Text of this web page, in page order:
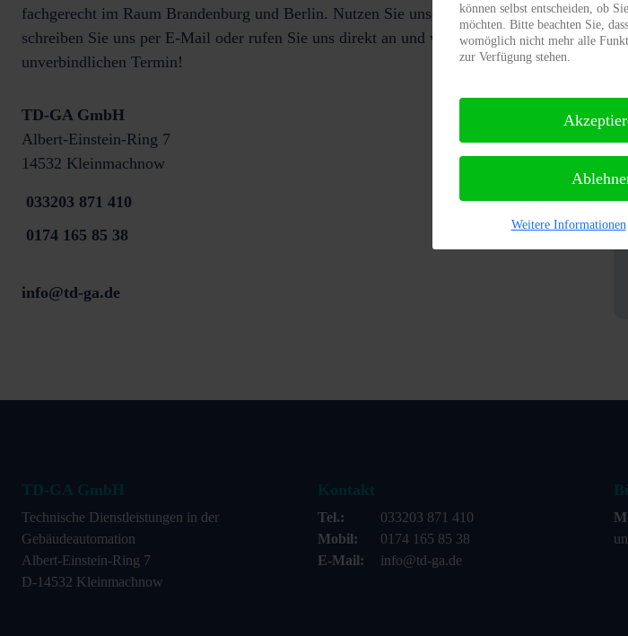
fachgerecht im Raum Brandenburg und Berlin. Nutzen Sie unser Kontaktformular,
schreiben Sie uns per E-Mail oder rufen Sie uns direkt an und vereinbaren Sie einen
unverbindlichen Termin!
TD-GA GmbH
Albert-Einstein-Ring 7
14532 Kleinmachnow
033203 871 410
0174 165 85 38
info@td-ga.de
TD-GA GmbH
Technische Dienstleistungen in der
Gebäudeautomation
Albert-Einstein-Ring 7
D-14532 Kleinmachnow
Kontakt
Tel.:
033203 871 410
Mobil:
0174 165 85 38
E-Mail:
info@td-ga.de
können selbst entscheiden, ob
möchten. Bitte beachten Sie,
womöglich nicht mehr alle
zur Verfügung stehen.
Weitere Informationen